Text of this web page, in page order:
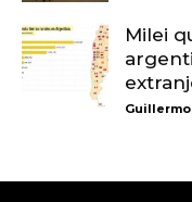
Milei